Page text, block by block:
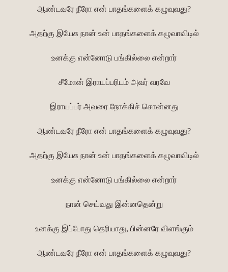
ஆண்டவரே நீரோ என் பாதங்களைக் கழுவுவது?
அதற்கு இயேசு நான் உன் பாதங்களைக் கழுவாவிடில்
உனக்கு என்னோடு பங்கில்லை என்றார்
சீமோன் இராயப்பரிடம் அவர் வரவே
இராயப்பர் அவரை நோக்கிச் சொன்னது
ஆண்டவரே நீரோ என் பாதங்களைக் கழுவுவது?
அதற்கு இயேசு நான் உன் பாதங்களைக் கழுவாவிடில்
உனக்கு என்னோடு பங்கில்லை என்றார்
நான் செய்வது இன்னதென்று
உனக்கு இப்போது தெரியாது, பின்னரே விளங்கும்
ஆண்டவரே நீரோ என் பாதங்களைக் கழுவுவது?